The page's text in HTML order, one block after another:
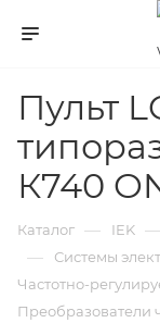
Пульт
К740
Каталог — IEK —
— Системы
Частотно-
Преобразователи